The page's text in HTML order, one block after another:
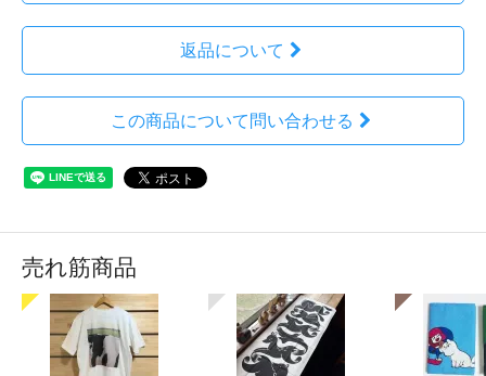
返品について
この商品について問い合わせる
売れ筋商品